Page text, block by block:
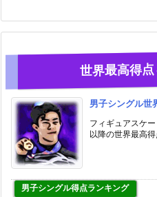
世界最高得
男子シングル世
フィギュアスケ
以降の世界最高
男子シングル得点ランキング